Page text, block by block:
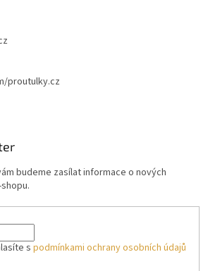
proutulky.cz
budeme zasílat informace o nových
s podmínkami ochrany osobních údajů